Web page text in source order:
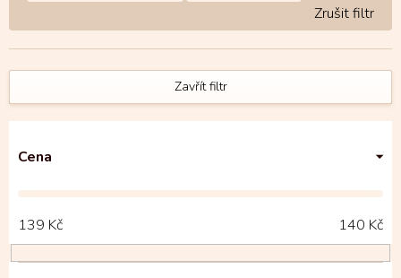
Zavřít filtr
Cena
139 Kč 140 Kč